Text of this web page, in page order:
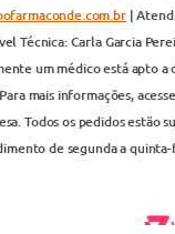
|
Técnica: Carla Garcia
um médico está
mais informações,
Todos os pedidos
de segunda a